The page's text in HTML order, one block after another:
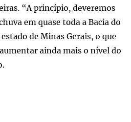
“A princípio, deveremos
em quase toda a Bacia do
de Minas Gerais, o que
ainda mais o nível do